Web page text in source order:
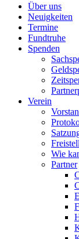
Über uns
Neuigkeiten
Termine
Fundtruhe
Spenden
Verein
Wie
Partner